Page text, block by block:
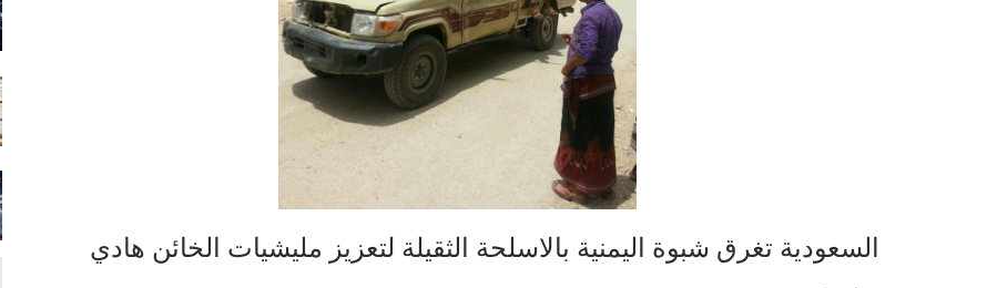
السعودية تغرق شبوة اليمنية بالاسلحة الثقيلة لتعزيز مليشيات الخائن هادي